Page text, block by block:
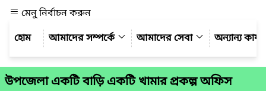
মেনু নির্বাচন করুন
আমাদের সম্পর্কে
আমাদের সেবা অন্যান্য
উপজেলা একটি বাড়ি একটি খামার প্রকল্প অফিস